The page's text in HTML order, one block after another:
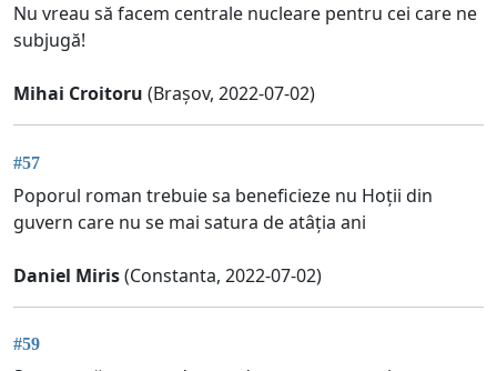
Nu vreau să facem centrale nucleare pentru cei care ne
subjugă!
Mihai Croitoru (Brașov, 2022-07-02)
#57
Poporul roman trebuie sa beneficieze nu Hoții din
guvern care nu se mai satura de atâția ani
Daniel Miris(Constanta, 2022-07-02)
#59